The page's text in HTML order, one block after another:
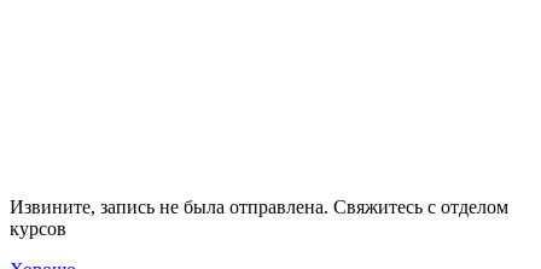
Извините, запись не была отправлена. Свяжитесь с отделом
курсов